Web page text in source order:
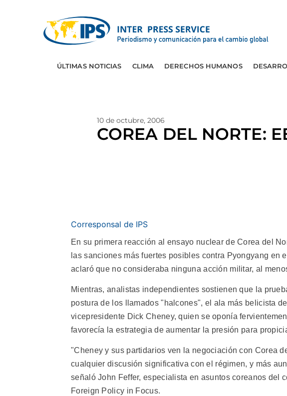
ÚLTIMAS NOTICIAS CLIMA DERECHOS HUMANOS
10 de octubre, 2006
COREA DEL NORTE:
Corresponsal de IPS
En su primera reacción al ensayo nuclear de Corea del
las sanciones más fuertes posibles contra Pyongyang en
aclaró que no consideraba ninguna acción militar, al
Mientras, analistas independientes sostienen que la
postura de los llamados "halcones", el ala más belicista
vicepresidente Dick Cheney, quien se oponía
favorecía la estrategia de aumentar la presión para
"Cheney y sus partidarios ven la negociación con Corea
cualquier discusión significativa con el régimen, y más
señaló John Feffer, especialista en asuntos coreanos del
Foreign Policy in Focus.